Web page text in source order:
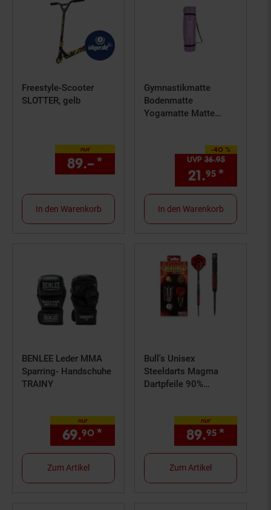
Freestyle-Scooter
SLOTTER, gelb
nur
89.–* nur 89,–€ Sternchen
In den Warenkorb
Gymnastikmatte
Bodenmatte
Yogamatte Matte
-40 %
Sie Sparen 40 Prozent,
UVP 36.95
21.95 *
In den Warenkorb
BENLEE Leder MMA
Sparring- Handschuhe
TRAINY
nur
69.90 * € Sternchen
Zum Artikel
Bull's Unisex
Steeldarts Magma
Dartpfeile 90%
nur
89.95 *
Zum Artikel